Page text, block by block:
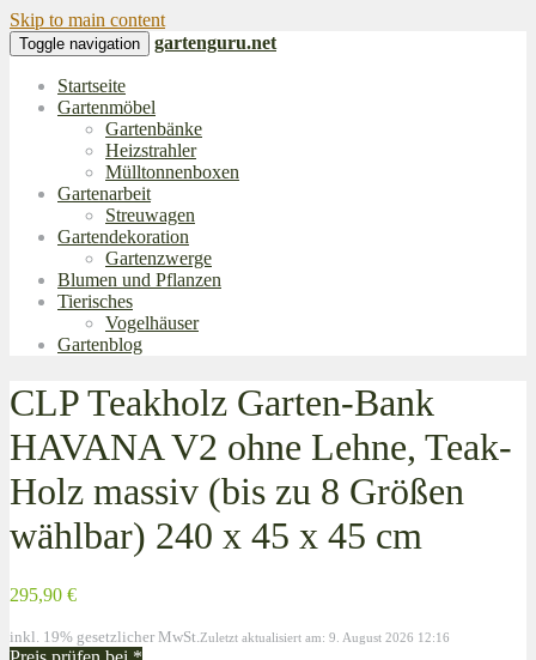
Skip to main content
Toggle navigation gartenguru.net
Startseite
Gartenmöbel
Gartenbänke
Heizstrahler
Mülltonnenboxen
Gartenarbeit
Streuwagen
Gartendekoration
Gartenzwerge
Blumen und Pflanzen
Tierisches
Vogelhäuser
Gartenblog
CLP Teakholz Garten-Bank
HAVANA V2 ohne Lehne, Teak-
Holz massiv (bis zu 8 Größen
wählbar) 240 x 45 x 45 cm
295,90 €
inkl. 19% gesetzlicher MwSt. Zuletzt aktualisiert am: 9. August 2026 12:16